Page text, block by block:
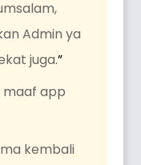
Admin ya
juga.”
maaf app
kembali